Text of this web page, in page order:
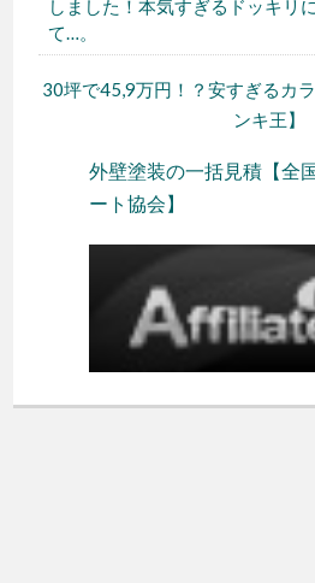
しました！本気すぎるドッキリ
て…。
30坪で45,9万円！？安すぎるカ
ンキ王】
外壁塗装の一括見積【全
ート協会】